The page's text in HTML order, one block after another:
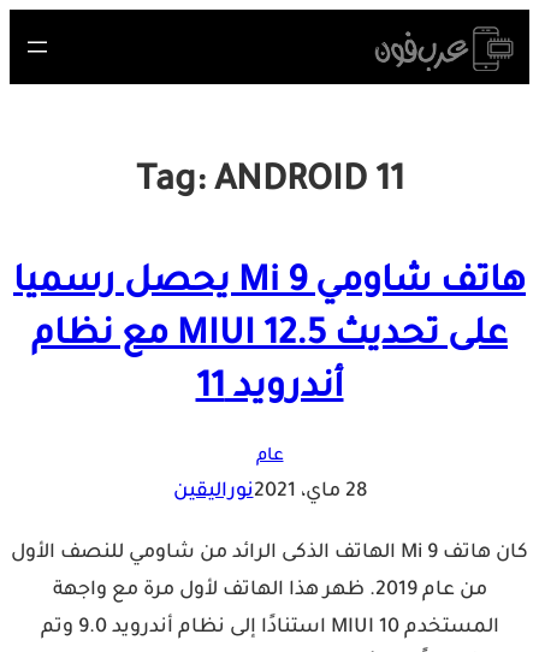
Skip
to
Tag: ANDROID 11
هاتف شاومي Mi 9 يحصل رسميا
على تحديث MIUI 12.5 مع نظام
أندرويد 11
عام
28 ماي، 2021 نوراليقين
كان هاتف Mi 9 الهاتف الذكى الرائد من شاومي للنصف الأول
من عام 2019. ظهر هذا الهاتف لأول مرة مع واجهة
المستخدم MIUI 10 استنادًا إلى نظام أندرويد 9.0 وتم